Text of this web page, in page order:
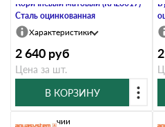
Коричневый матовый (RAL8017)
Сталь оцинкованная
Характеристики
2 640 руб
Цена за шт.
В КОРЗИНУ
В наличии